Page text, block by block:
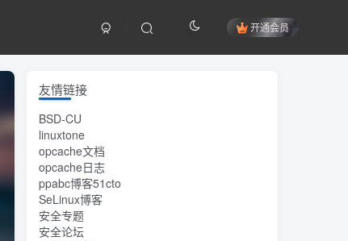
开通会员
友情链接
BSD-CU
linuxtone
opcache文档
opcache日志
ppabc博客51cto
SeLinux博客
安全专题
安全论坛